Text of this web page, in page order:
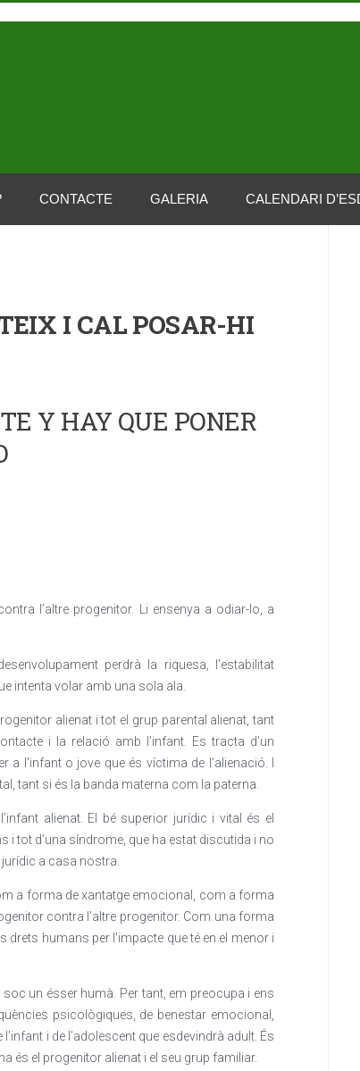
CONTACTE GALERIA CALENDARI
I CAL POSAR-HI
Y HAY QUE PONER
l’altre progenitor. Li ensenya a odiar-lo, a
perdrà la riquesa, l’estabilitat
intenta volar amb una sola ala.
alienat i tot el grup parental alienat, tant
i la relació amb l’infant. Es tracta d’un
l’infant o jove que és víctima de l’alienació. I
tant si és la banda materna com la paterna.
alienat. El bé superior jurídic i vital és el
i tot d’una síndrome, que ha estat discutida i no
a casa nostra.
a forma de xantatge emocional, com a forma
contra l’altre progenitor. Com una forma
humans per l’impacte que té en el menor i
un ésser humà. Per tant, em preocupa i ens
psicològiques, de benestar emocional,
i de l’adolescent que esdevindrà adult. És
és el progenitor alienat i el seu grup familiar.